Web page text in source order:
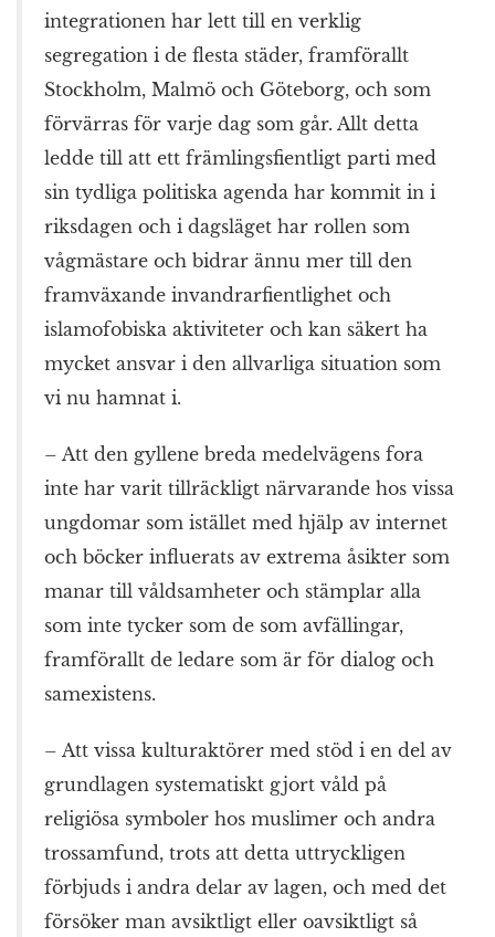
integrationen har lett till en verklig
segregation i de flesta städer, framförallt
Stockholm, Malmö och Göteborg, och som
förvärras för varje dag som går. Allt detta
ledde till att ett främlingsfientligt parti med
sin tydliga politiska agenda har kommit in i
riksdagen och i dagsläget har rollen som
vågmästare och bidrar ännu mer till den
framväxande invandrarfientlighet och
islamofobiska aktiviteter och kan säkert ha
mycket ansvar i den allvarliga situation som
vi nu hamnat i.
– Att den gyllene breda medelvägens fora
inte har varit tillräckligt närvarande hos vissa
ungdomar som istället med hjälp av internet
och böcker influerats av extrema åsikter som
manar till våldsamheter och stämplar alla
som inte tycker som de som avfällingar,
framförallt de ledare som är för dialog och
samexistens.
– Att vissa kulturaktörer med stöd i en del av
grundlagen systematiskt gjort våld på
religiösa symboler hos muslimer och andra
trossamfund, trots att detta uttryckligen
förbjuds i andra delar av lagen, och med det
försöker man avsiktligt eller oavsiktligt så